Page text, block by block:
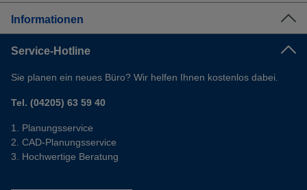
Informationen
Service-Hotline
Sie planen ein neues Büro? Wir helfen Ihnen kostenlos dabei.
Tel. (04205) 63 59 40
Planungsservice
CAD-Planungsservice
Hochwertige Beratung